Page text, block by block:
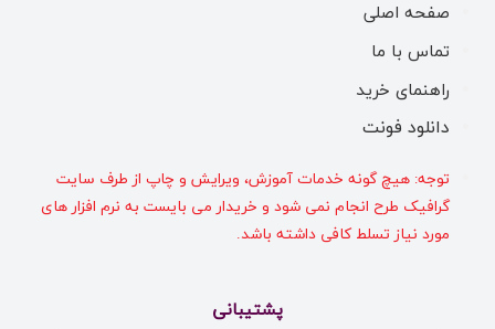
صفحه اصلی
تماس با ما
راهنمای خرید
دانلود فونت
توجه: هیچ گونه خدمات آموزش، ویرایش و چاپ از طرف سایت
گرافیک طرح انجام نمی شود و خریدار می بایست به نرم افزار های
مورد نیاز تسلط کافی داشته باشد.
پشتیبانی